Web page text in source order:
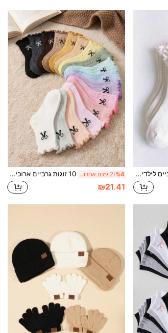
10 זוגות גרביים לילדים בצבע שחור ולבן חלקים עד אמצע השוק עם שוליים מגולגלים – מסוגננים, רב-שימושיים ומושלמים לשילוב עם חצאיות (מתנה לחזרה לבית הספר) %4 2 ימים אחרונים 10 זוגות גרביים ארוכים לילדים לאביב/סתיו עם קצה מגולגל ותחרה, גרביים ספורטיביים יומיומיים נוחים אלסטיים עד אמצע השוק, יוניסקס, לתלמידים
₪21.41